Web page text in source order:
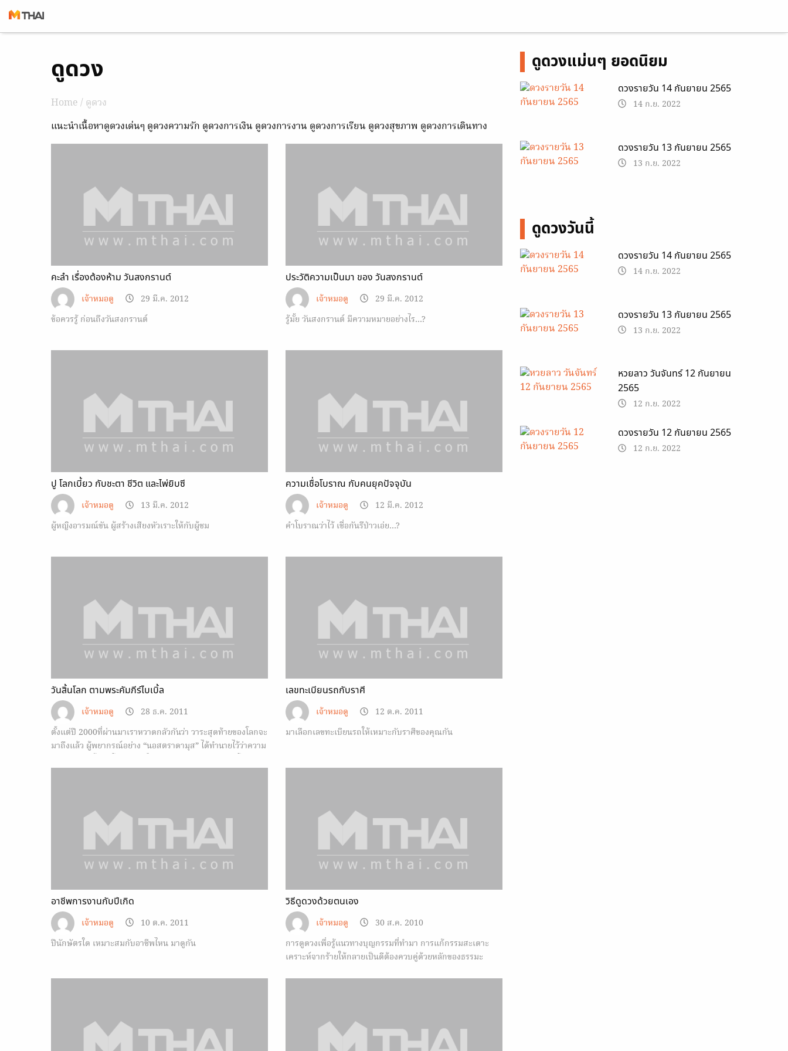
ดูดวง
Home/ดูดวง
แนะนำเนื้อหาดูดวงเด่นๆ ดูดวงความรัก ดูดวงการเงิน ดูดวงการงาน ดูดวงการเรียน ดูดวงสุขภาพ ดูดวงการเดินทาง
คะลำ เรื่องต้องห้าม วันสงกรานต์
เจ้าหมอดู
29 มี.ค. 2012
ข้อควรรู้ ก่อนถึงวันสงกรานต์
ประวัติความเป็นมา ของ วันสงกรานต์
เจ้าหมอดู
29 มี.ค. 2012
รู้มั้ย วันสงกรานต์ มีความหมายอย่างไร…?
ปู โลกเบี้ยว กับชะตา ชีวิต และไพ่ยิบซี
เจ้าหมอดู
13 มี.ค. 2012
ผู้หญิงอารมณ์ขัน ผู้สร้างเสียงหัวเราะให้กับผู้ชม
ความเชื่อโบราณ กับคนยุคปัจจุบัน
เจ้าหมอดู
12 มี.ค. 2012
คำโบราณว่าไว้ เชื่อกันรึป่าวเอ่ย…?
วันสิ้นโลก ตามพระคัมภีร์ไบเบิ้ล
เจ้าหมอดู
28 ธ.ค. 2011
ตั้งแต่ปี 2000ที่ผ่านมาเราหวาดกลัวกันว่า วาระสุดท้ายของโลกจะ
มาถึงแล้ว ผู้พยากรณ์อย่าง “นอสตราดามุส” ได้ทำนายไว้ว่าความ
เลขทะเบียนรถกับราศี
เจ้าหมอดู
12 ต.ค. 2011
มาเลือกเลขทะเบียนรถให้เหมาะกับราศีของคุณกัน
อาชีพการงานกับปีเกิด
เจ้าหมอดู
10 ต.ค. 2011
ปีนักษัตรใด เหมาะสมกับอาชีพไหน มาดูกัน
วิธีดูดวงด้วยตนเอง
เจ้าหมอดู
30 ส.ค. 2010
การดูดวงเพื่อรู้แนวทางบุญกรรมที่ทำมา การแก้กรรมสะเดาะ
เคราะห์จากร้ายให้กลายเป็นดีต้องควบคู่ด้วยหลักของธรรมะ
ดูดวงแม่นๆ ยอดนิยม
ดวงรายวัน 14 กันยายน 2565
14 ก.ย. 2022
ดวงรายวัน 13 กันยายน 2565
13 ก.ย. 2022
ดูดวงวันนี้
ดวงรายวัน 14 กันยายน 2565
14 ก.ย. 2022
ดวงรายวัน 13 กันยายน 2565
13 ก.ย. 2022
หวยลาว วันจันทร์ 12 กันยายน
2565
12 ก.ย. 2022
ดวงรายวัน 12 กันยายน 2565
12 ก.ย. 2022